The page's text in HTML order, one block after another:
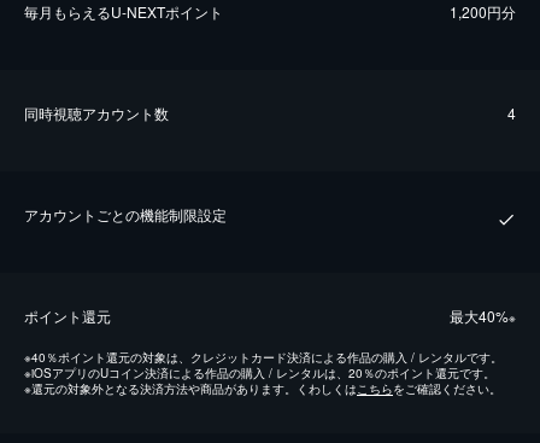
毎⽉もらえるU-NEXTポイント 1,200円分
同時視聴アカウント数 4
アカウントごとの機能制限設定
ポイント還元 最⼤40%※
※40％ポイント還元の対象は、クレジットカード決済による作品の購入 / レンタルです。
※iOSアプリのUコイン決済による作品の購入 / レンタルは、20％のポイント還元です。
※還元の対象外となる決済方法や商品があります。くわしくはこちらをご確認ください。